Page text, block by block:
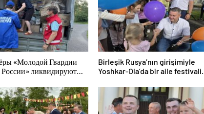
«Молодой Гвардии
ликвидируют
Востоке
Birleşik Rusya’nın girişimiyle
Yoshkar-Ola’da bir aile festivali